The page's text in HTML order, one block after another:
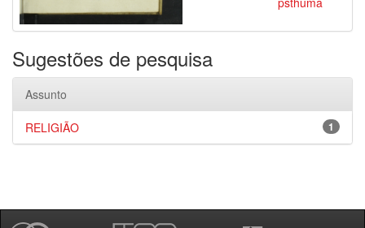
Sugestões de pesquisa
Assunto
1
RELIGIÃO